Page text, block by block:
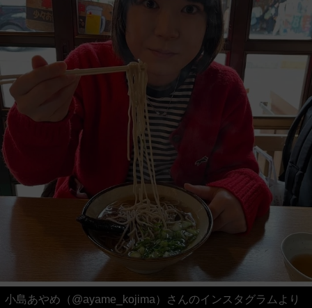
小島あやめ（@ayame_kojima）さんのインスタグラムより